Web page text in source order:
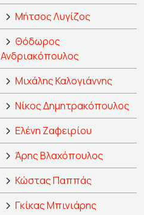
Μήτσος Λυγίζος
Θόδωρος
Ανδριακόπουλος
Μιχάλης Καλογιάννης
Νίκος Δημητρακόπουλος
Ελένη Ζαφειρίου
Άρης Βλαχόπουλος
Κώστας Παππάς
Γκίκας Μπινιάρης